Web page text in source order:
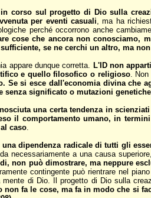
corso sul progetto di Dio sulla
per eventi casuali, ma ha
perché occorrono anche
cose che ancora non
se ne cerchi un altro, ma
appare dunque corretta. L'ID non
e quello filosofico o religioso. Non
Se si esce dall'economia divina che
senza significato o mutazioni
una certa tendenza in
il comportamento umano, in
caso.
una dipendenza radicale di tutti gli
necessariamente a una causa
non può dimostrare, ma neppure
contingente può rientrare nel
di Dio. Il progetto di Dio sulla
non fa le cose, ma fa in modo che si